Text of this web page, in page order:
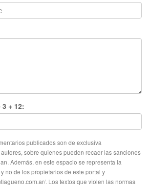
+ 12:
publicados son de exclusiva
sobre quienes pueden recaer las sanciones
Además, en este espacio se representa la
no de los propietarios de este portal y
. Los textos que violen las normas